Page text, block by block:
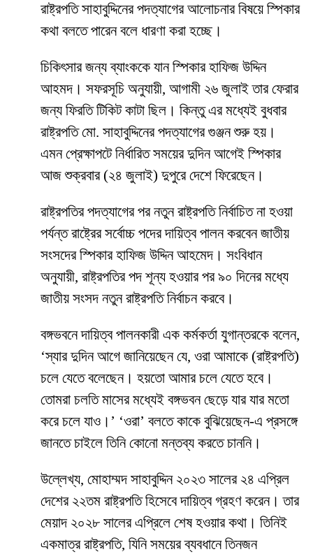
রাষ্ট্রপতি সাহাবুদ্দিনের পদত্যাগের আলোচনার বিষয়ে স্পিকার
কথা বলতে পারেন বলে ধারণা করা হচ্ছে।
চিকিৎসার জন্য ব্যাংককে যান স্পিকার হাফিজ উদ্দিন
আহমদ। সফরসূচি অনুযায়ী, আগামী ২৬ জুলাই তার ফেরার
জন্য ফিরতি টিকিট কাটা ছিল। কিন্তু এর মধ্যেই বুধবার
রাষ্ট্রপতি মো. সাহাবুদ্দিনের পদত্যাগের গুঞ্জন শুরু হয়।
এমন প্রেক্ষাপটে নির্ধারিত সময়ের দুদিন আগেই স্পিকার
আজ শুক্রবার (২৪ জুলাই) দুপুরে দেশে ফিরেছেন।
রাষ্ট্রপতির পদত্যাগের পর নতুন রাষ্ট্রপতি নির্বাচিত না হওয়া
পর্যন্ত রাষ্ট্রের সর্বোচ্চ পদের দায়িত্ব পালন করবেন জাতীয়
সংসদের স্পিকার হাফিজ উদ্দিন আহমেদ। সংবিধান
অনুযায়ী, রাষ্ট্রপতির পদ শূন্য হওয়ার পর ৯০ দিনের মধ্যে
জাতীয় সংসদ নতুন রাষ্ট্রপতি নির্বাচন করবে।
বঙ্গভবনে দায়িত্ব পালনকারী এক কর্মকর্তা যুগান্তরকে বলেন,
‘স্যার দুদিন আগে জানিয়েছেন যে, ওরা আমাকে (রাষ্ট্রপতি)
চলে যেতে বলেছেন। হয়তো আমার চলে যেতে হবে।
তোমরা চলতি মাসের মধ্যেই বঙ্গভবন ছেড়ে যার যার মতো
করে চলে যাও।’ ‘ওরা’ বলতে কাকে বুঝিয়েছেন-এ প্রসঙ্গে
জানতে চাইলে তিনি কোনো মন্তব্য করতে চাননি।
উল্লেখ্য, মোহাম্মদ সাহাবুদ্দিন ২০২৩ সালের ২৪ এপ্রিল
দেশের ২২তম রাষ্ট্রপতি হিসেবে দায়িত্ব গ্রহণ করেন। তার
মেয়াদ ২০২৮ সালের এপ্রিলে শেষ হওয়ার কথা। তিনিই
একমাত্র রাষ্ট্রপতি, যিনি সময়ের ব্যবধানে তিনজন